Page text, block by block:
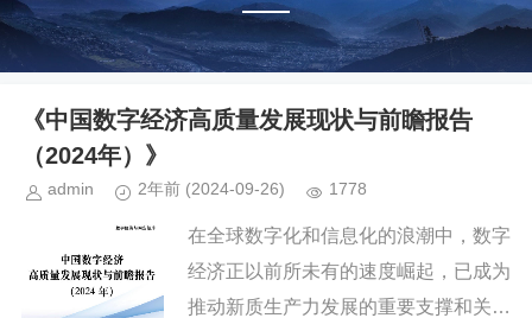
《中国数字经济高质量发展现状与前瞻报告
（2024年）》
admin 2年前 (2024-09-26) 1778
在全球数字化和信息化的浪潮中，数字
经济正以前所未有的速度崛起，已成为
推动新质生产力发展的重要支撑和关键